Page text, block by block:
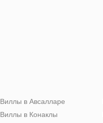
Виллы в Авсалларе
Виллы в Конаклы